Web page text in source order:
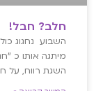
חלב? חבל!
השבוע נחגוג
מיתגה אותו כ
השגת רווח, על